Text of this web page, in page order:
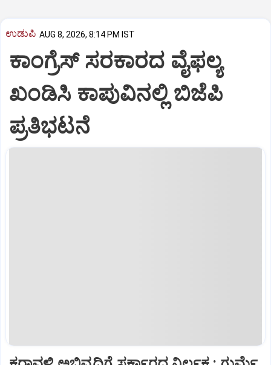
ಉಡುಪಿ AUG 8, 2026, 8:14 PM IST
ಕಾಂಗ್ರೆಸ್ ಸರಕಾರದ ವೈಫಲ್ಯ
ಖಂಡಿಸಿ ಕಾಪುವಿನಲ್ಲಿ ಬಿಜೆಪಿ
ಪ್ರತಿಭಟನೆ